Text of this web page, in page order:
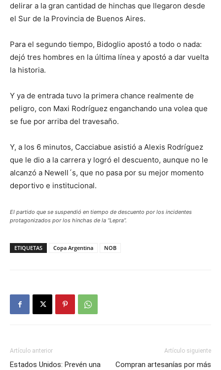
delirar a la gran cantidad de hinchas que llegaron desde
el Sur de la Provincia de Buenos Aires.
Para el segundo tiempo, Bidoglio apostó a todo o nada:
dejó tres hombres en la última línea y apostó a dar vuelta
la historia.
Y ya de entrada tuvo la primera chance realmente de
peligro, con Maxi Rodríguez enganchando una volea que
se fue por arriba del travesaño.
Y, a los 6 minutos, Cacciabue asistió a Alexis Rodríguez
que le dio a la carrera y logró el descuento, aunque no le
alcanzó a Newell´s, que no pasa por su mejor momento
deportivo e institucional.
El partido que se suspendió en tiempo de descuento por los incidentes
protagonizados por los hinchas de la “Lepra”.
ETIQUETAS Copa Argentina NOB
Artículo anterior
Estados Unidos: Prevén una
Artículo siguiente
Compran artesanías por más